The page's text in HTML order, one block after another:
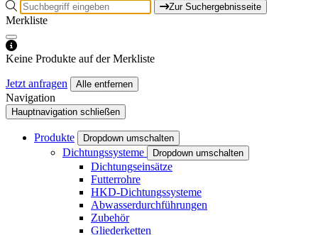
Zur Suchergebnisseite
Merkliste
Keine Produkte auf der Merkliste
Jetzt anfragen Alle entfernen
Navigation
Hauptnavigation schließen
Produkte Dropdown umschalten
Dichtungssysteme Dropdown umschalten
Dichtungseinsätze
Futterrohre
HKD-Dichtungssysteme
Abwasserdurchführungen
Zubehör
Gliederketten